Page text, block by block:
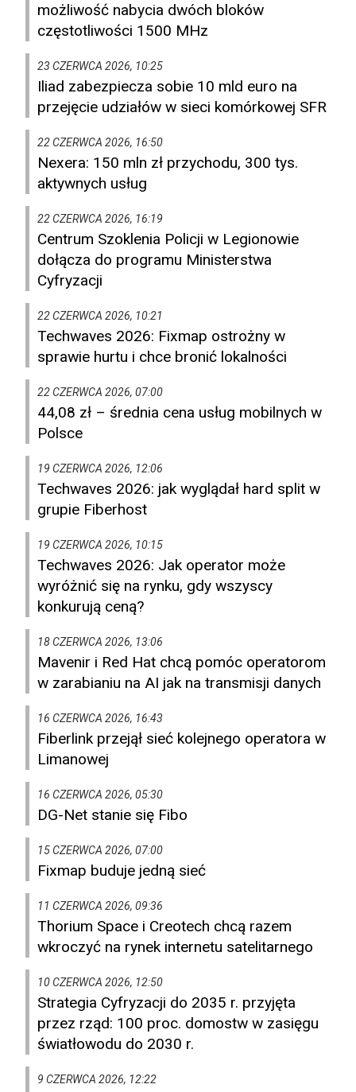
możliwość nabycia dwóch bloków
częstotliwości 1500 MHz
23 CZERWCA 2026, 10:25
Iliad zabezpiecza sobie 10 mld euro na
przejęcie udziałów w sieci komórkowej SFR
22 CZERWCA 2026, 16:50
Nexera: 150 mln zł przychodu, 300 tys.
aktywnych usług
22 CZERWCA 2026, 16:19
Centrum Szoklenia Policji w Legionowie
dołącza do programu Ministerstwa
Cyfryzacji
22 CZERWCA 2026, 10:21
Techwaves 2026: Fixmap ostrożny w
sprawie hurtu i chce bronić lokalności
22 CZERWCA 2026, 07:00
44,08 zł – średnia cena usług mobilnych w
Polsce
19 CZERWCA 2026, 12:06
Techwaves 2026: jak wyglądał hard split w
grupie Fiberhost
19 CZERWCA 2026, 10:15
Techwaves 2026: Jak operator może
wyróżnić się na rynku, gdy wszyscy
konkurują ceną?
18 CZERWCA 2026, 13:06
Mavenir i Red Hat chcą pomóc operatorom
w zarabianiu na AI jak na transmisji danych
16 CZERWCA 2026, 16:43
Fiberlink przejął sieć kolejnego operatora w
Limanowej
16 CZERWCA 2026, 05:30
DG-Net stanie się Fibo
15 CZERWCA 2026, 07:00
Fixmap buduje jedną sieć
11 CZERWCA 2026, 09:36
Thorium Space i Creotech chcą razem
wkroczyć na rynek internetu satelitarnego
10 CZERWCA 2026, 12:50
Strategia Cyfryzacji do 2035 r. przyjęta
przez rząd: 100 proc. domostw w zasięgu
światłowodu do 2030 r.
9 CZERWCA 2026, 12:22